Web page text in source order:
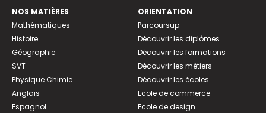
NOS MATIÈRES
Mathématiques
Histoire
Géographie
SVT
Physique Chimie
Anglais
Espagnol
ORIENTATION
Parcoursup
Découvrir les diplômes
Découvrir les formations
Découvrir les métiers
Découvrir les écoles
Ecole de commerce
Ecole de design